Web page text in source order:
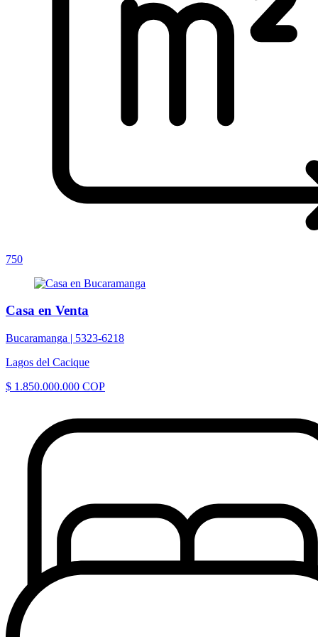
750
Casa en Venta
Bucaramanga | 5323-6218
Lagos del Cacique
$ 1.850.000.000 COP